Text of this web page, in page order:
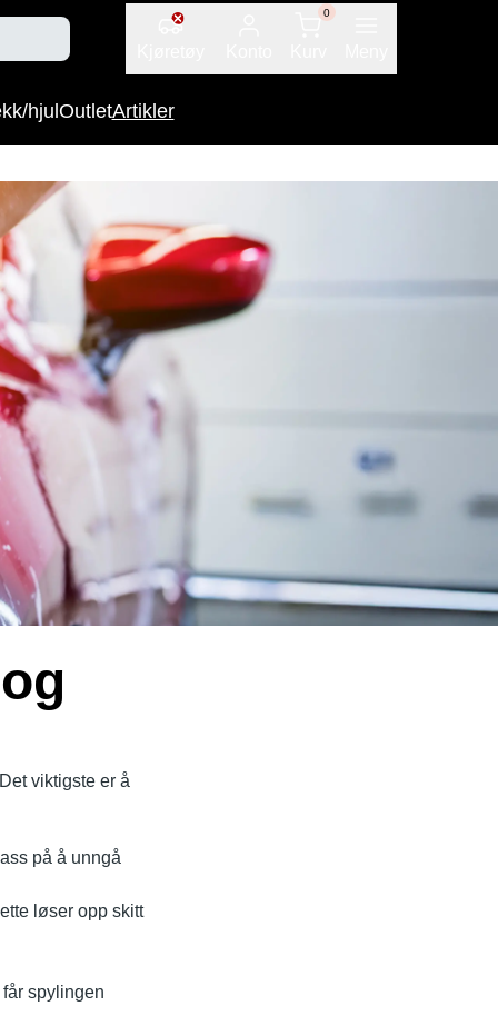
0
hjul OutletArtikler
viktigste er å
på å unngå
løser opp skitt
spylingen